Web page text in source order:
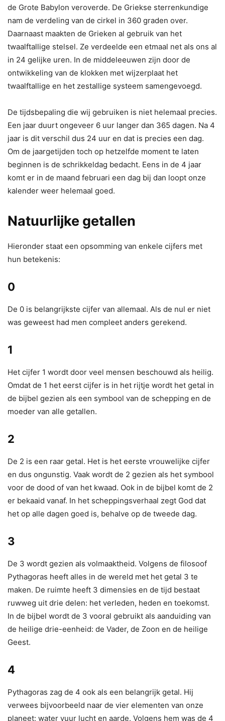
de Grote Babylon veroverde. De Griekse sterrenkundige
nam de verdeling van de cirkel in 360 graden over.
Daarnaast maakten de Grieken al gebruik van het
twaalftallige stelsel. Ze verdeelde een etmaal net als ons al
in 24 gelijke uren. In de middeleeuwen zijn door de
ontwikkeling van de klokken met wijzerplaat het
twaalftallige en het zestallige systeem samengevoegd.
De tijdsbepaling die wij gebruiken is niet helemaal precies.
Een jaar duurt ongeveer 6 uur langer dan 365 dagen. Na 4
jaar is dit verschil dus 24 uur en dat is precies een dag.
Om de jaargetijden toch op hetzelfde moment te laten
beginnen is de schrikkeldag bedacht. Eens in de 4 jaar
komt er in de maand februari een dag bij dan loopt onze
kalender weer helemaal goed.
Natuurlijke getallen
Hieronder staat een opsomming van enkele cijfers met
hun betekenis:
0
De 0 is belangrijkste cijfer van allemaal. Als de nul er niet
was geweest had men compleet anders gerekend.
1
Het cijfer 1 wordt door veel mensen beschouwd als heilig.
Omdat de 1 het eerst cijfer is in het rijtje wordt het getal in
de bijbel gezien als een symbool van de schepping en de
moeder van alle getallen.
2
De 2 is een raar getal. Het is het eerste vrouwelijke cijfer
en dus ongunstig. Vaak wordt de 2 gezien als het symbool
voor de dood of van het kwaad. Ook in de bijbel komt de 2
er bekaaid vanaf. In het scheppingsverhaal zegt God dat
het op alle dagen goed is, behalve op de tweede dag.
3
De 3 wordt gezien als volmaaktheid. Volgens de filosoof
Pythagoras heeft alles in de wereld met het getal 3 te
maken. De ruimte heeft 3 dimensies en de tijd bestaat
ruwweg uit drie delen: het verleden, heden en toekomst.
In de bijbel wordt de 3 vooral gebruikt als aanduiding van
de heilige drie-eenheid: de Vader, de Zoon en de heilige
Geest.
4
Pythagoras zag de 4 ook als een belangrijk getal. Hij
verwees bijvoorbeeld naar de vier elementen van onze
planeet: water vuur lucht en aarde. Volgens hem was de 4